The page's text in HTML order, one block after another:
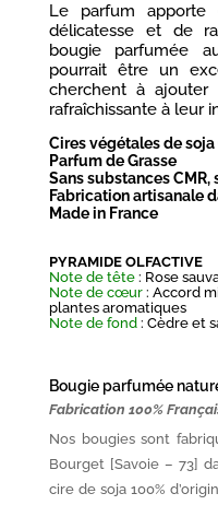
Le parfum
délicatesse et de
bougie parfumée
pourrait être un
cherchent à ajouter
rafraîchissante à leur
Cires végétales de soja
Parfum de Grasse
Sans substances CMR,
Fabrication artisanale
Made in France
PYRAMIDE OLFACTIVE
Note de tête: Rose
Note de cœur: Accord
plantes aromatiques
Note de fond: Cèdre et
Bougie parfumée
Fabrication 100%
Nos bougies sont
Bourget [Savoie – 73]
cire de soja 100%